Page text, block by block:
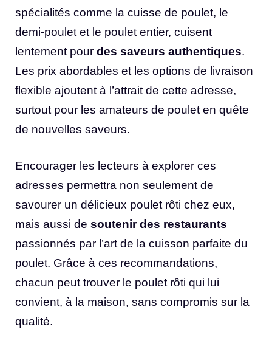
spécialités comme la cuisse de poulet, le
demi-poulet et le poulet entier, cuisent
lentement pour des saveurs authentiques.
Les prix abordables et les options de livraison
flexible ajoutent à l’attrait de cette adresse,
surtout pour les amateurs de poulet en quête
de nouvelles saveurs.
Encourager les lecteurs à explorer ces
adresses permettra non seulement de
savourer un délicieux poulet rôti chez eux,
mais aussi de soutenir des restaurants
passionnés par l’art de la cuisson parfaite du
poulet. Grâce à ces recommandations,
chacun peut trouver le poulet rôti qui lui
convient, à la maison, sans compromis sur la
qualité.